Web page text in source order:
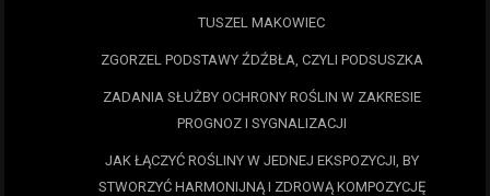
TUSZEL MAKOWIEC
ZGORZEL PODSTAWY ŹDŹBŁA, CZYLI PODSUSZKA
ZADANIA SŁUŻBY OCHRONY ROŚLIN W ZAKRESIE
PROGNOZ I SYGNALIZACJI
JAK ŁĄCZYĆ ROŚLINY W JEDNEJ EKSPOZYCJI, BY
STWORZYĆ HARMONIJNĄ I ZDROWĄ KOMPOZYCJĘ